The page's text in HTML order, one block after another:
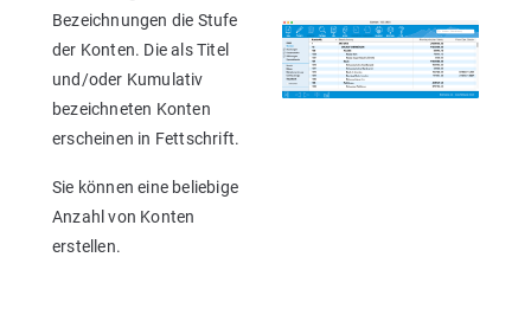
Bezeichnungen die Stufe
der Konten. Die als Titel
und/oder Kumulativ
bezeichneten Konten
erscheinen in Fettschrift.
Sie können eine beliebige
Anzahl von Konten
erstellen.